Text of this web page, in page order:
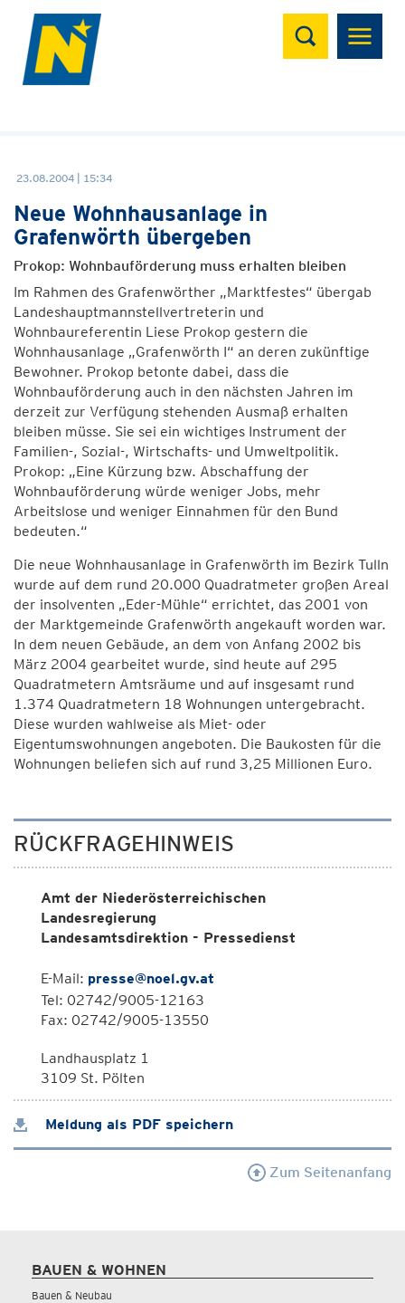
Suchen
23.08.2004 | 15:34
Neue Wohnhausanlage in
Grafenwörth übergeben
Prokop: Wohnbauförderung muss erhalten bleiben
Im Rahmen des Grafenwörther „Marktfestes“ übergab
Landeshauptmannstellvertreterin und
Wohnbaureferentin Liese Prokop gestern die
Wohnhausanlage „Grafenwörth I“ an deren zukünftige
Bewohner. Prokop betonte dabei, dass die
Wohnbauförderung auch in den nächsten Jahren im
derzeit zur Verfügung stehenden Ausmaß erhalten
bleiben müsse. Sie sei ein wichtiges Instrument der
Familien-, Sozial-, Wirtschafts- und Umweltpolitik.
Prokop: „Eine Kürzung bzw. Abschaffung der
Wohnbauförderung würde weniger Jobs, mehr
Arbeitslose und weniger Einnahmen für den Bund
bedeuten.“
Die neue Wohnhausanlage in Grafenwörth im Bezirk Tulln
wurde auf dem rund 20.000 Quadratmeter großen Areal
der insolventen „Eder-Mühle“ errichtet, das 2001 von
der Marktgemeinde Grafenwörth angekauft worden war.
In dem neuen Gebäude, an dem von Anfang 2002 bis
März 2004 gearbeitet wurde, sind heute auf 295
Quadratmetern Amtsräume und auf insgesamt rund
1.374 Quadratmetern 18 Wohnungen untergebracht.
Diese wurden wahlweise als Miet- oder
Eigentumswohnungen angeboten. Die Baukosten für die
Wohnungen beliefen sich auf rund 3,25 Millionen Euro.
RÜCKFRAGEHINWEIS
Amt der Niederösterreichischen
Landesregierung
Landesamtsdirektion - Pressedienst
E-Mail: presse@noel.gv.at
Tel: 02742/9005-12163
Fax: 02742/9005-13550
Landhausplatz 1
3109 St. Pölten
Meldung als PDF speichern
Zum Seitenanfang
BAUEN & WOHNEN
Bauen & Neubau